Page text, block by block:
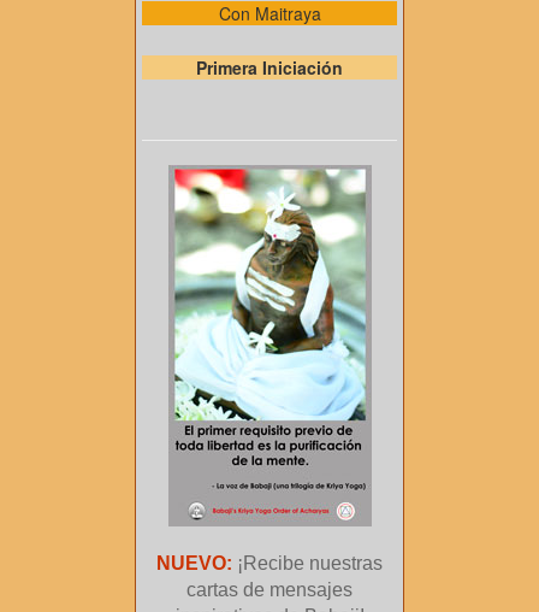
Con Maitraya
Primera Iniciación
NUEVO: ¡Recibe nuestras
cartas de mensajes